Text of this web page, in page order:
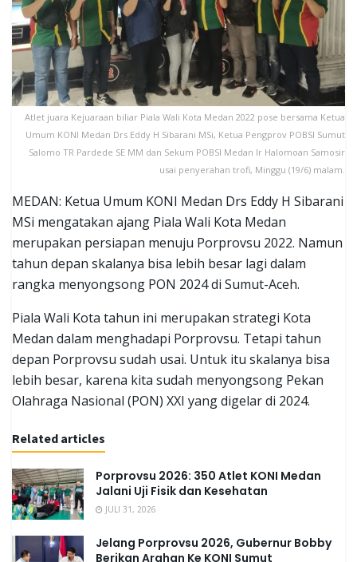
Atlet juara Kejuaraan biliar Piala Wali Kota Medan 2022 pose bersama Ketua
Umum KONI Medan Drs Eddy H Sibarani MSi, Ketua Pengprov POBSI Sumut
Salomo TR Pardede SE MM dan Sekum POBSI Medan Ir Halomoan Samosir
usai penyerahan trofi, Minggu (19/6) malam.
MEDAN: Ketua Umum KONI Medan Drs Eddy H Sibarani
MSi mengatakan ajang Piala Wali Kota Medan
merupakan persiapan menuju Porprovsu 2022. Namun
tahun depan skalanya bisa lebih besar lagi dalam
rangka menyongsong PON 2024 di Sumut-Aceh.
Piala Wali Kota tahun ini merupakan strategi Kota
Medan dalam menghadapi Porprovsu. Tetapi tahun
depan Porprovsu sudah usai. Untuk itu skalanya bisa
lebih besar, karena kita sudah menyongsong Pekan
Olahraga Nasional (PON) XXI yang digelar di 2024.
Related articles
Porprovsu 2026: 350 Atlet KONI Medan
Jalani Uji Fisik dan Kesehatan
JULI 31, 2026
Jelang Porprovsu 2026, Gubernur Bobby
Berikan Arahan Ke KONI Sumut